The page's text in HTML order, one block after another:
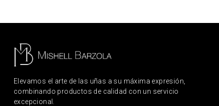
Elevamos el arte de las uñas a su máxima expresión,
combinando productos de calidad con un servicio
excepcional.